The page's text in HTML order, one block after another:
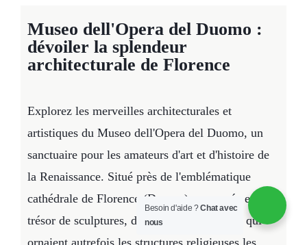
Museo dell'Opera del Duomo :
dévoiler la splendeur
architecturale de Florence
Explorez les merveilles architecturales et
artistiques du Museo dell'Opera del Duomo, un
sanctuaire pour les amateurs d'art et d'histoire de
la Renaissance. Situé près de l'emblématique
cathédrale de Florence (Duomo), ce musée est un
trésor de sculptures, de reliefs et d'artefacts qui
Besoin d'aide ?Chat avec
nous